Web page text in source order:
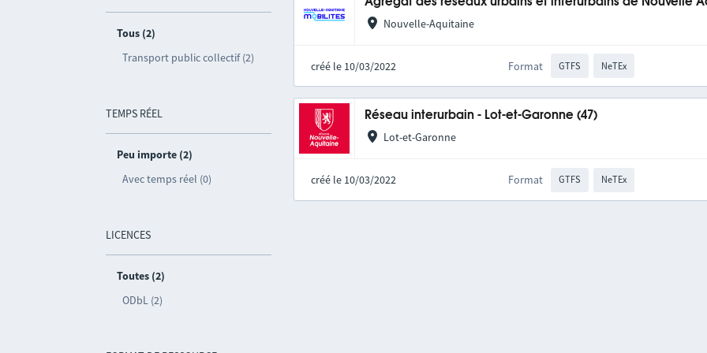
Tous (2)
Transport public collectif (2)
TEMPS RÉEL
Peu importe (2)
Avec temps réel (0)
LICENCES
Toutes (2)
ODbL (2)
Nouvelle-Aquitaine
créé le 10/03/2022 Format GTFS NeTEx
Réseau interurbain - Lot-et-Garonne (47)
Lot-et-Garonne
créé le 10/03/2022 Format GTFS NeTEx